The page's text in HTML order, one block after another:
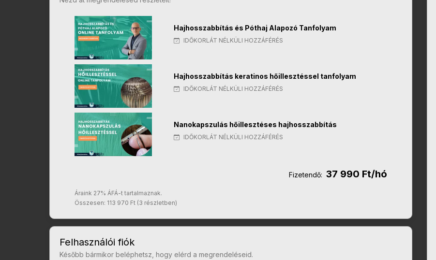
Hajhosszabbítás és Póthaj Alapozó Tanfolyam
IDŐKORLÁT NÉLKÜLI HOZZÁFÉRÉS
Hajhosszabbítás keratinos hőillesztéssel tanfolyam
IDŐKORLÁT NÉLKÜLI HOZZÁFÉRÉS
Nanokapszulás hőillesztéses hajhosszabbítás
IDŐKORLÁT NÉLKÜLI HOZZÁFÉRÉS
Fizetendő:37 990 Ft/hó
Áraink 27% ÁFÁ-t tartalmaznak.
Összesen: 113 970 Ft (3 részletben)
Felhasználói fiók
Később bármikor beléphetsz, hogy elérd a megrendeléseid.